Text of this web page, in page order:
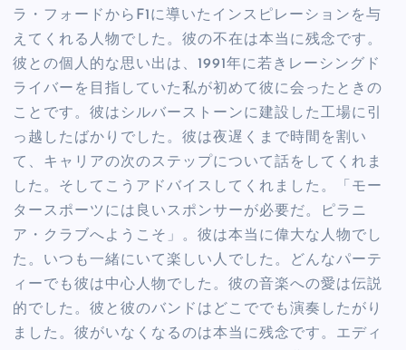
ラ・フォードからF1に導いたインスピレーションを与
えてくれる人物でした。彼の不在は本当に残念です。
彼との個人的な思い出は、1991年に若きレーシングド
ライバーを目指していた私が初めて彼に会ったときの
ことです。彼はシルバーストーンに建設した工場に引
っ越したばかりでした。彼は夜遅くまで時間を割い
て、キャリアの次のステップについて話をしてくれま
した。そしてこうアドバイスしてくれました。「モー
タースポーツには良いスポンサーが必要だ。ピラニ
ア・クラブへようこそ」。彼は本当に偉大な人物でし
た。いつも一緒にいて楽しい人でした。どんなパーテ
ィーでも彼は中心人物でした。彼の音楽への愛は伝説
的でした。彼と彼のバンドはどこででも演奏したがり
ました。彼がいなくなるのは本当に残念です。エディ